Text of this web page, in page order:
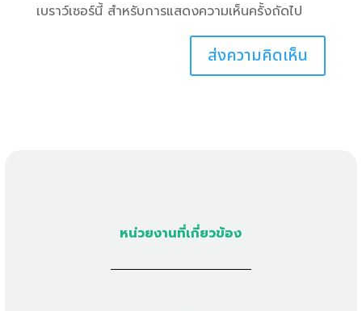
เบราว์เซอร์นี้ สำหรับการแสดงความเห็นครั้งถัดไป
หน่วยงานที่เกี่ยวข้อง